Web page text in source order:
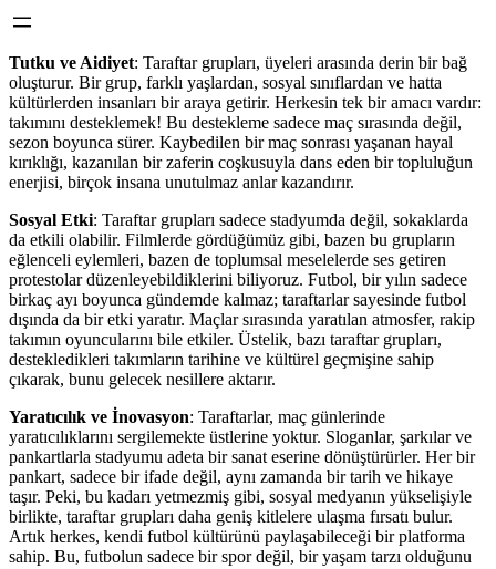
Tutku ve Aidiyet: Taraftar grupları, üyeleri arasında derin bir bağ
oluşturur. Bir grup, farklı yaşlardan, sosyal sınıflardan ve hatta
kültürlerden insanları bir araya getirir. Herkesin tek bir amacı vardır:
takımını desteklemek! Bu destekleme sadece maç sırasında değil,
sezon boyunca sürer. Kaybedilen bir maç sonrası yaşanan hayal
kırıklığı, kazanılan bir zaferin coşkusuyla dans eden bir topluluğun
enerjisi, birçok insana unutulmaz anlar kazandırır.
Sosyal Etki: Taraftar grupları sadece stadyumda değil, sokaklarda
da etkili olabilir. Filmlerde gördüğümüz gibi, bazen bu grupların
eğlenceli eylemleri, bazen de toplumsal meselelerde ses getiren
protestolar düzenleyebildiklerini biliyoruz. Futbol, bir yılın sadece
birkaç ayı boyunca gündemde kalmaz; taraftarlar sayesinde futbol
dışında da bir etki yaratır. Maçlar sırasında yaratılan atmosfer, rakip
takımın oyuncularını bile etkiler. Üstelik, bazı taraftar grupları,
destekledikleri takımların tarihine ve kültürel geçmişine sahip
çıkarak, bunu gelecek nesillere aktarır.
Yaratıcılık ve İnovasyon: Taraftarlar, maç günlerinde
yaratıcılıklarını sergilemekte üstlerine yoktur. Sloganlar, şarkılar ve
pankartlarla stadyumu adeta bir sanat eserine dönüştürürler. Her bir
pankart, sadece bir ifade değil, aynı zamanda bir tarih ve hikaye
taşır. Peki, bu kadarı yetmezmiş gibi, sosyal medyanın yükselişiyle
birlikte, taraftar grupları daha geniş kitlelere ulaşma fırsatı bulur.
Artık herkes, kendi futbol kültürünü paylaşabileceği bir platforma
sahip. Bu, futbolun sadece bir spor değil, bir yaşam tarzı olduğunu